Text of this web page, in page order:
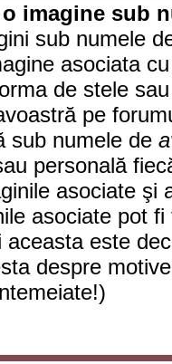
imagine sub
sub numele
asociata
de stele
pe
sub numele de
personală
asociate şi
asociate pot
aceasta este
despre